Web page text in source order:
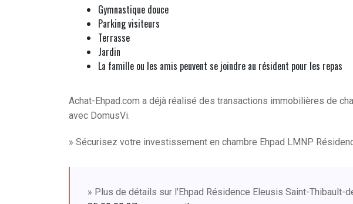
Gymnastique douce
Parking visiteurs
Terrasse
Jardin
La famille ou les amis peuvent se joindre au résident pour les repas
Achat-Ehpad.com a déjà réalisé des transactions immobilières de
avec DomusVi.
» Sécurisez votre investissement en chambre Ehpad LMNP
» Plus de détails sur l'Ehpad Résidence Eleusis Saint-